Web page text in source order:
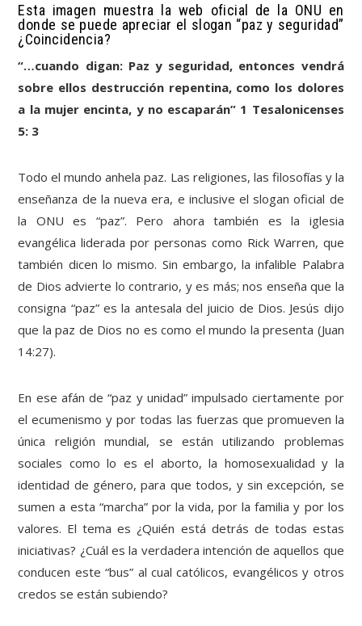
Esta imagen muestra la web oficial de la ONU en
donde se puede apreciar el slogan “paz y seguridad”
¿Coincidencia?
“…cuando digan: Paz y seguridad, entonces vendrá
sobre ellos destrucción repentina, como los dolores
a la mujer encinta, y no escaparán” 1 Tesalonicenses
5: 3
Todo el mundo anhela paz. Las religiones, las filosofías y la
enseñanza de la nueva era, e inclusive el slogan oficial de
la ONU es “paz”. Pero ahora también es la iglesia
evangélica liderada por personas como Rick Warren, que
también dicen lo mismo. Sin embargo, la infalible Palabra
de Dios advierte lo contrario, y es más; nos enseña que la
consigna “paz” es la antesala del juicio de Dios. Jesús dijo
que la paz de Dios no es como el mundo la presenta (Juan
14:27).
En ese afán de “paz y unidad” impulsado ciertamente por
el ecumenismo y por todas las fuerzas que promueven la
única religión mundial, se están utilizando problemas
sociales como lo es el aborto, la homosexualidad y la
identidad de género, para que todos, y sin excepción, se
sumen a esta “marcha” por la vida, por la familia y por los
valores. El tema es ¿Quién está detrás de todas estas
iniciativas? ¿Cuál es la verdadera intención de aquellos que
conducen este “bus” al cual católicos, evangélicos y otros
credos se están subiendo?